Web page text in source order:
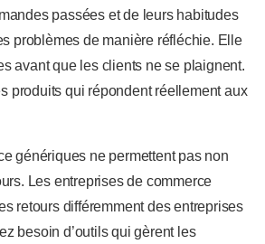
passées et de leurs habitudes
problèmes de manière réfléchie. Elle
avant que les clients ne se plaignent.
produits qui répondent réellement aux
génériques ne permettent pas non
Les entreprises de commerce
retours différemment des entreprises
besoin d’outils qui gèrent les